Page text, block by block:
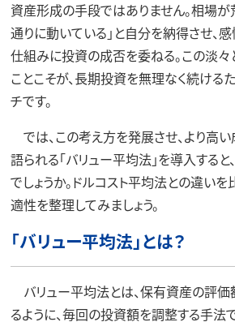
資産形成の手段ではありません。相場が
通りに動いている」と自分を納得させ、感
仕組みに投資の成否を委ねる。この淡
ことこそが、長期投資を無理なく続ける
チです。
では、この考え方を発展させ、より高
語られる「バリュー平均法」を導入する
でしょうか。ドルコスト平均法との違い
適性を整理してみましょう。
「バリュー平均法」とは？
バリュー平均法とは、保有資産の評
るように、毎回の投資額を調整する手法